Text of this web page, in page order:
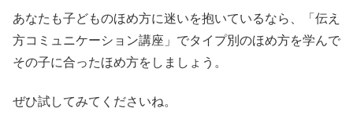
あなたも子どものほめ方に迷いを抱いているなら、「伝え
方コミュニケーション講座」でタイプ別のほめ方を学んで
その子に合ったほめ方をしましょう。
ぜひ試してみてくださいね。